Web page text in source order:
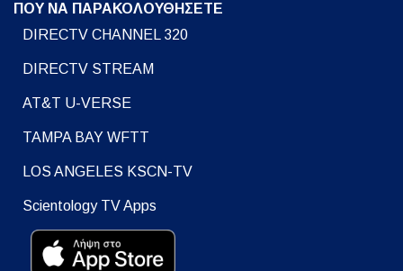
ΠΟΥ ΝΑ ΠΑΡΑΚΟΛΟΥΘΗΣΕΤΕ
DIRECTV CHANNEL 320
DIRECTV STREAM
AT&T U-VERSE
TAMPA BAY WFTT
LOS ANGELES KSCN-TV
Scientology TV Apps